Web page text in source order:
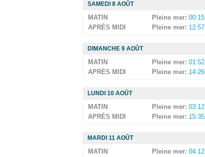
SAMEDI 8 AOÛT
MATIN Pleine mer: 00:15
APRÈS MIDI
Pleine mer: 12:57
DIMANCHE 9 AOÛT
MATIN Pleine mer: 01:52
APRÈS MIDI
Pleine mer: 14:26
LUNDI 10 AOÛT
MATIN Pleine mer: 03:12
APRÈS MIDI
Pleine mer: 15:35
MARDI 11 AOÛT
MATIN Pleine mer: 04:12